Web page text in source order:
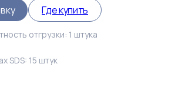
Где купить
отгрузки: 1 штука
SDS: 15 штук